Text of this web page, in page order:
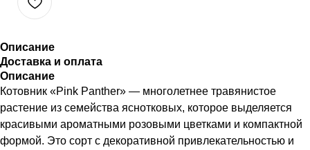
Описание
Доставка и оплата
Описание
Котовник «Pink Panther» — многолетнее травянистое
растение из семейства яснотковых, которое выделяется
красивыми ароматными розовыми цветками и компактной
формой. Это сорт с декоративной привлекательностью и